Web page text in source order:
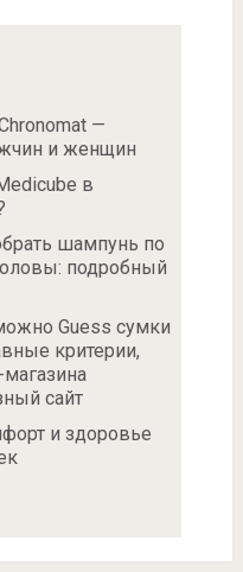
—
и женщин
в
шампунь по
подробный
Guess сумки
критерии,
сайт
и здоровье